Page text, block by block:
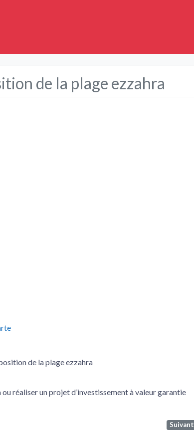
de la plage ezzahra
de la plage ezzahra
réaliser un projet d’investissement à valeur garantie
Suivant